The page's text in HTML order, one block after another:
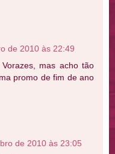
de 2010 às 22:49
mas acho tão
promo de fim de ano
de 2010 às 23:05